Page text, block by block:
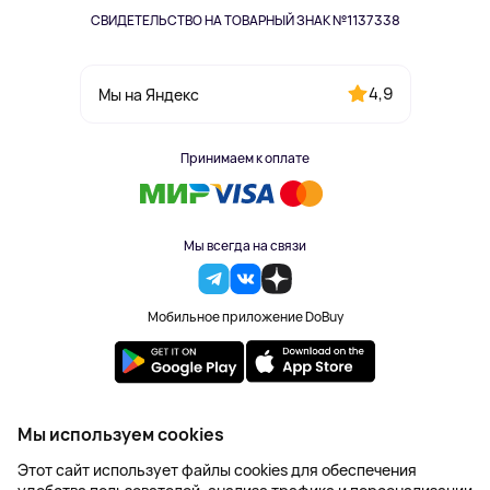
СВИДЕТЕЛЬСТВО НА ТОВАРНЫЙ ЗНАК №1137338
Мы на Яндекс 4,9
Принимаем к оплате
Мы всегда на связи
Мобильное приложение DoBuy
2023-2026 © DoBuy. Все права защищены
Правила обработки персональных данных
Пользовательское соглашение
Мы используем cookies
Этот сайт использует файлы cookies для обеспечения